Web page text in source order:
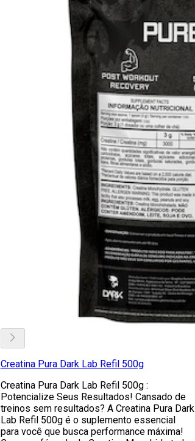
Creatina Pura Dark Lab Refil 500g
Creatina Pura Dark Lab Refil 500g :
Potencialize Seus Resultados! Cansado de
treinos sem resultados? A Creatina Pura Dark
Lab Refil 500g é o suplemento essencial
para você que busca performance máxima!